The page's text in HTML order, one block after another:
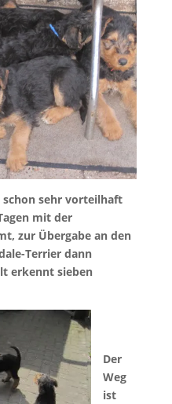
sehr vorteilhaft
mit der
zur Übergabe an den
Terrier dann
erkennt sieben
Der
Weg
ist